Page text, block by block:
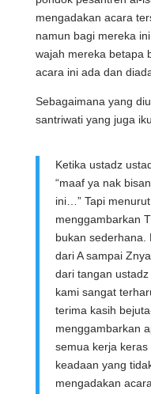
mengadakan acara
namun bagi mereka
wajah mereka betapa
acara ini ada dan
Sebagaimana yang
santriwati yang juga
Ketika ustadz
“maaf ya nak
ini…” Tapi
menggambarkan
bukan sederhana.
dari A sampai
dari tangan
kami sangat
terima kasih
menggambarkan
semua kerja
keadaan yang
mengadakan